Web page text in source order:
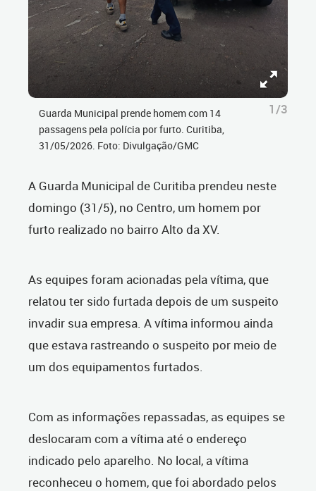
Guarda Municipal prende homem com 14
passagens pela polícia por furto. Curitiba,
31/05/2026. Foto: Divulgação/GMC
1/3
A Guarda Municipal de Curitiba prendeu neste
domingo (31/5), no Centro, um homem por
furto realizado no bairro Alto da XV.
As equipes foram acionadas pela vítima, que
relatou ter sido furtada depois de um suspeito
invadir sua empresa. A vítima informou ainda
que estava rastreando o suspeito por meio de
um dos equipamentos furtados.
Com as informações repassadas, as equipes se
deslocaram com a vítima até o endereço
indicado pelo aparelho. No local, a vítima
reconheceu o homem, que foi abordado pelos